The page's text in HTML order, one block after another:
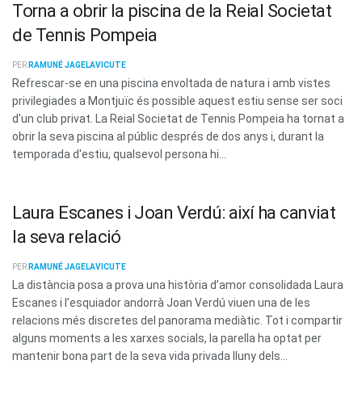
Torna a obrir la piscina de la Reial Societat
de Tennis Pompeia
PER RAMUNÉ JAGELAVICUTE
Refrescar-se en una piscina envoltada de natura i amb vistes
privilegiades a Montjuïc és possible aquest estiu sense ser soci
d'un club privat. La Reial Societat de Tennis Pompeia ha tornat a
obrir la seva piscina al públic després de dos anys i, durant la
temporada d'estiu, qualsevol persona hi...
Laura Escanes i Joan Verdú: així ha canviat
la seva relació
PER RAMUNÉ JAGELAVICUTE
La distància posa a prova una història d’amor consolidada Laura
Escanes i l’esquiador andorrà Joan Verdú viuen una de les
relacions més discretes del panorama mediàtic. Tot i compartir
alguns moments a les xarxes socials, la parella ha optat per
mantenir bona part de la seva vida privada lluny dels...